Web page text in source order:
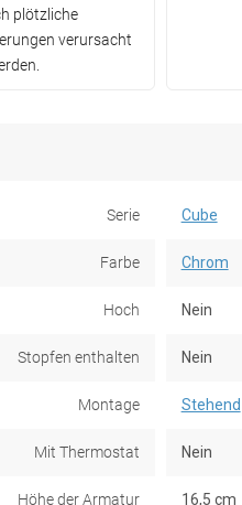
plötzliche
verursacht
Serie Cube
Farbe Chrom
Hoch Nein
Stopfen enthalten Nein
Montage Stehend
Mit Thermostat Nein
Höhe der Armatur 16,5 cm